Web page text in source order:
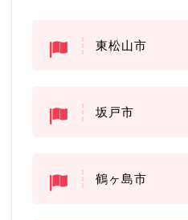
東松山市
坂戸市
鶴ヶ島市